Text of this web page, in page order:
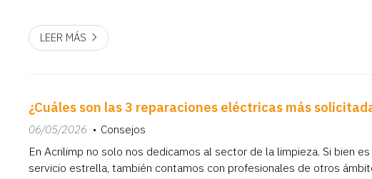
LEER MÁS
¿Cuáles son las 3 reparaciones eléctricas más
06/05/2026 Consejos
En Acrilimp no solo nos dedicamos al sector de la limpieza. Si bien
servicio estrella, también contamos con profesionales de otros